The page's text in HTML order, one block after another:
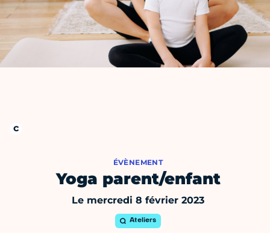
ÉVÈNEMENT
Yoga parent/enfant
Le mercredi 8 février 2023
Ateliers